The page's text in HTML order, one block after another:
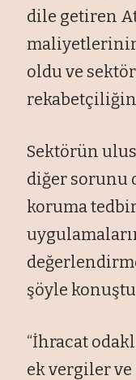
dile getiren
oldu ve
Sektörün
diğer sorunu
koruma
şöyle
“İhracat
ek vergiler ve